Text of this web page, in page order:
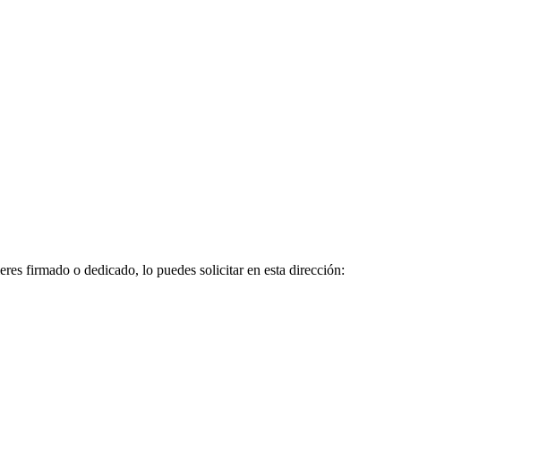
firmado o dedicado, lo puedes solicitar en esta dirección: